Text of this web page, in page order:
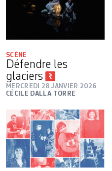
SCÈNE
Défendre les
glaciers
MERCREDI 28 JANVIER 2026
CÉCILE DALLA TORRE